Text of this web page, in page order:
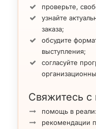
проверьте,
узнайте
заказа;
обсудите
выступления;
согласуйте
Свяжитесь с
помощь в
рекомендации